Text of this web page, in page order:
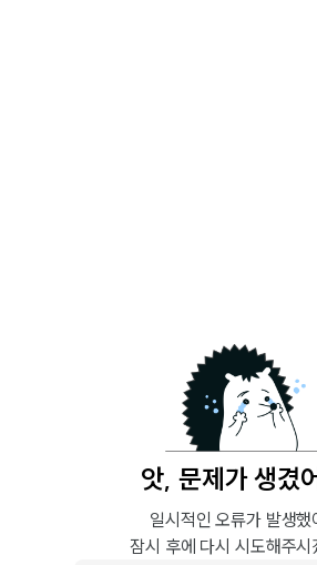
앗, 문제가 생겼
일시적인 오류가 발생했
잠시 후에 다시 시도해주시